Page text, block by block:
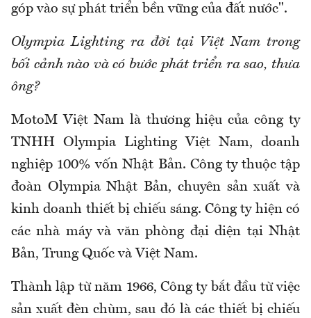
góp vào sự phát triển bền vững của đất nước".
Olympia Lighting ra đời tại Việt Nam trong
bối cảnh nào và có bước phát triển ra sao, thưa
ông?
MotoM Việt Nam là thương hiệu của công ty
TNHH Olympia Lighting Việt Nam, doanh
nghiệp 100% vốn Nhật Bản. Công ty thuộc tập
đoàn Olympia Nhật Bản, chuyên sản xuất và
kinh doanh thiết bị chiếu sáng. Công ty hiện có
các nhà máy và văn phòng đại diện tại Nhật
Bản, Trung Quốc và Việt Nam.
Thành lập từ năm 1966, Công ty bắt đầu từ việc
sản xuất đèn chùm, sau đó là các thiết bị chiếu